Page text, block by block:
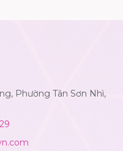
Phường Tân Sơn Nhì,